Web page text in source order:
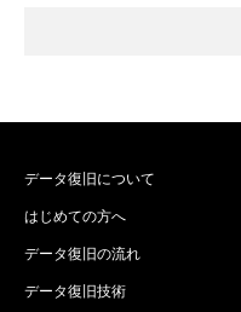
データ復旧について
はじめての方へ
データ復旧の流れ
データ復旧技術